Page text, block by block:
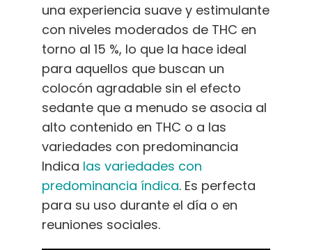
una experiencia suave y estimulante
con niveles moderados de THC en
torno al 15 %, lo que la hace ideal
para aquellos que buscan un
colocón agradable sin el efecto
sedante que a menudo se asocia al
alto contenido en THC o a las
variedades con predominancia
Indica las variedades con
predominancia índica. Es perfecta
para su uso durante el día o en
reuniones sociales.